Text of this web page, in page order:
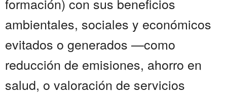
ambientales, sociales y económicos
evitados o generados —como
reducción de emisiones, ahorro en
salud, o valoración de servicios